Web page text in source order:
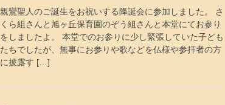
親鸞聖人のご誕生をお祝いする降誕会に参加しました。 さ
くら組さんと旭ヶ丘保育園のぞう組さんと本堂にてお参り
をしましたよ。 本堂でのお参りに少し緊張していた子ども
たちでしたが、無事にお参りや歌などを仏様や参拝者の方
に披露す […]